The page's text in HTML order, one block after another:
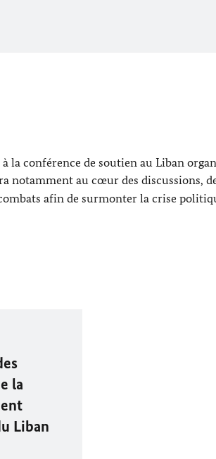
la conférence de soutien au Liban
notamment au cœur des discussions,
afin de surmonter la crise
la
Liban